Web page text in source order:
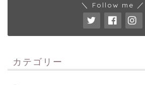
＼ Follow me ／
カテゴリー